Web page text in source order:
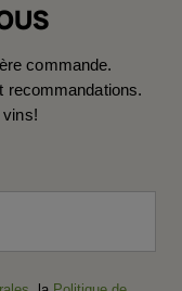
commande.
recommandations.
vins!